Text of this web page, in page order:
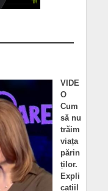
VIDE
O
Cum
să nu
trăim
viața
părin
ților.
Expli
cațiil